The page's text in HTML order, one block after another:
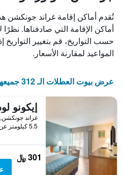
الذي
يعرض
أيام
الأسبوع.
يتضمن
المخطط
محور
Y
متوسط
سعر
غرفة
تُقدم أماكن إقامة غراند جونكشن
أماكن الإقامة التي صادفناها.
حسب التواريخ، قم بتغيير
المواعيد لمقارنة الأسعار.
عرض بيوت العطلات الـ 312 جميعها
5.5 كيلومتر عن وسط المدينة
301 ﷼